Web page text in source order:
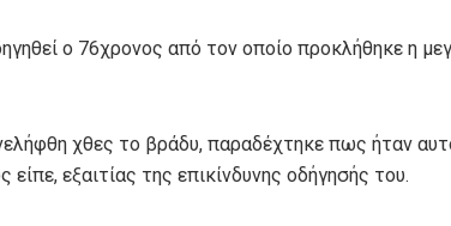
ο 76χρονος από τον οποίο προκλήθηκε η
χθες το βράδυ, παραδέχτηκε πως ήταν
εξαιτίας της επικίνδυνης οδήγησής του.